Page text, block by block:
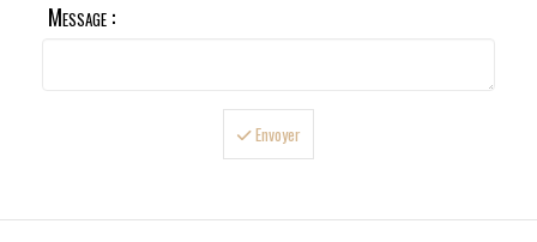
Message :
Envoyer